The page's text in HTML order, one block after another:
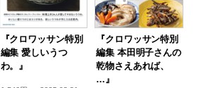
『クロワッサン特別
編集 愛しいうつ
わ。』
『クロワッサン特別
編集 本田明子さんの
乾物さえあれば、
…』